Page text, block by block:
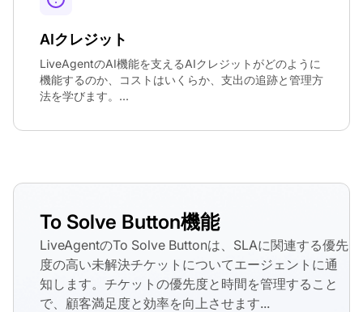
AIクレジット
LiveAgentのAI機能を支えるAIクレジットがどのように
機能するのか、コストはいくらか、支出の追跡と管理方
法を学びます。...
To Solve Button機能
LiveAgentのTo Solve Buttonは、SLAに関連する優先
度の高い未解決チケットについてエージェントに通
知します。チケットの優先度と時間を管理すること
で、顧客満足度と効率を向上させます...